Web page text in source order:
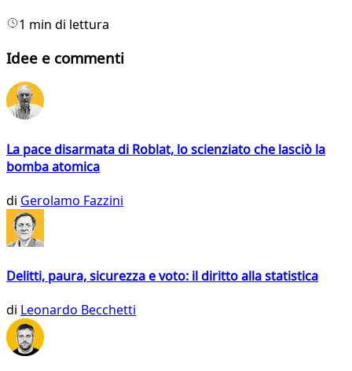
1 min di lettura
Idee e commenti
La pace disarmata di Roblat, lo scienziato che lasciò la
bomba atomica
di Gerolamo Fazzini
Delitti, paura, sicurezza e voto: il diritto alla statistica
di Leonardo Becchetti